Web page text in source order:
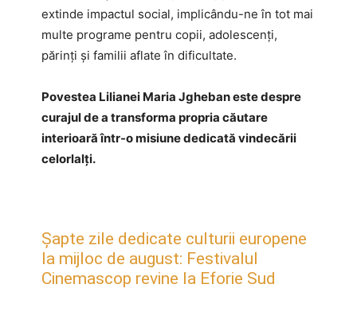
extinde impactul social, implicându-ne în tot mai
multe programe pentru copii, adolescenți,
părinți și familii aflate în dificultate.
Povestea Lilianei Maria Jgheban este despre
curajul de a transforma propria căutare
interioară într-o misiune dedicată vindecării
celorlalți.
Șapte zile dedicate culturii europene
la mijloc de august: Festivalul
Cinemascop revine la Eforie Sud